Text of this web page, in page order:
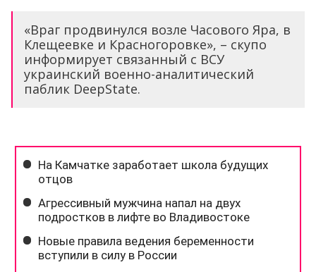
«Враг продвинулся возле Часового Яра, в
Клещеевке и Красногоровке», – скупо
информирует связанный с ВСУ
украинский военно-аналитический
паблик DeepState.